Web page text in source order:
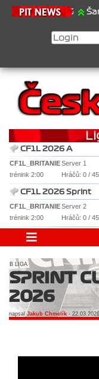
21.6.2026
CF1L 2026 A
CF1L_BRITANIEServer 1
trénink 2:00
Hráčů: 0 / 45
CF1L 2026 Sprint
CF1L_BRITANIEServer 2
trénink 2:00
Hráčů: 0 / 45
B LIGA
SPRINT
2026
napsalJakub Chmelík -